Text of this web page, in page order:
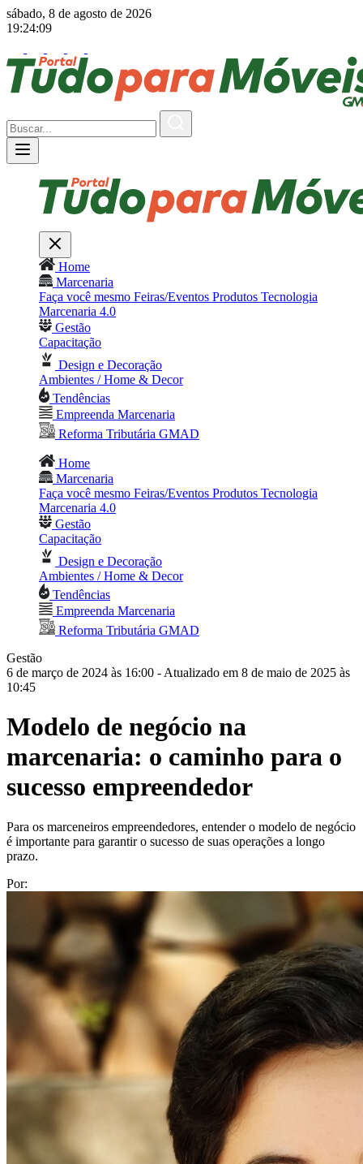
sábado, 8 de agosto de 2026
19:24:10
Home
Marcenaria
Faça você mesmo Feiras/Eventos Produtos Tecnologia
Marcenaria 4.0
Gestão
Capacitação
Design e Decoração
Ambientes / Home & Decor
Tendências
Empreenda Marcenaria
Reforma Tributária GMAD
Home
Marcenaria
Faça você mesmo Feiras/Eventos Produtos Tecnologia
Marcenaria 4.0
Gestão
Capacitação
Design e Decoração
Ambientes / Home & Decor
Tendências
Empreenda Marcenaria
Reforma Tributária GMAD
Gestão
6 de março de 2024 às 16:00 - Atualizado em 8 de maio de 2025 às
10:45
Modelo de negócio na
marcenaria: o caminho para o
sucesso empreendedor
Para os marceneiros empreendedores, entender o modelo de negócio
é importante para garantir o sucesso de suas operações a longo
prazo.
Por: